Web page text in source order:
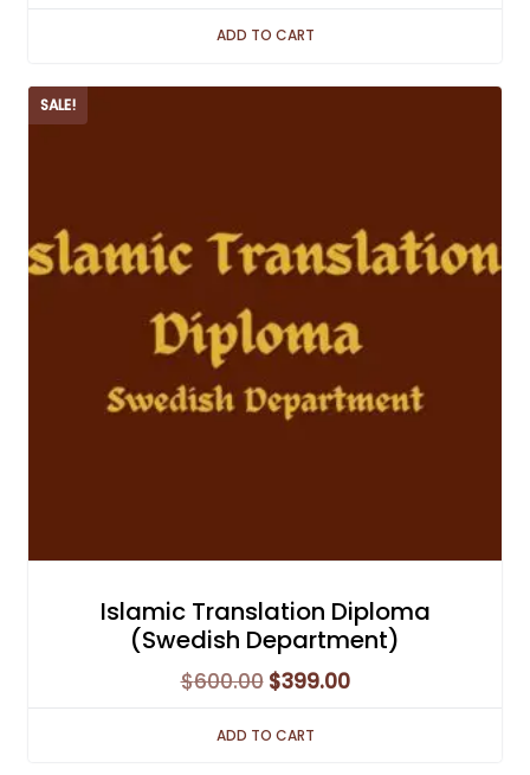
ADD TO CART
SALE!
Islamic Translation Diploma
(Swedish Department)
$600.00 Original
price
was:
$399.00Current
price
ADD TO CART